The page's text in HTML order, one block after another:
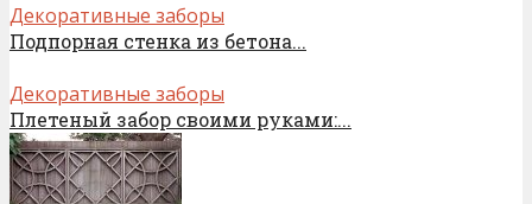
Декоративные заборы
Подпорная стенка из бетона...
Декоративные заборы
Плетеный забор своими руками:...